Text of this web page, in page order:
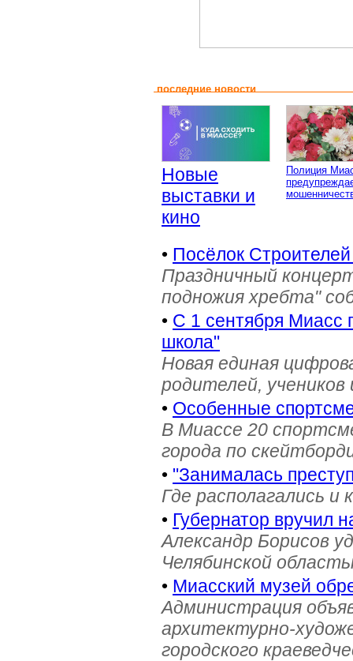
последние новости
Новые
выставки и
кино
Полиция
• Посёлок
Праздничный
подножия хребта"
• С 1 сентября Миасс
школа"
Новая единая
родителей, учеников
• Особенные
В Миассе 20
города по
• "Занималась
Где располагались и
• Губернатор вручил
Александр Борисов
Челябинской
• Миасский музей
Администрация
архитектурно-
городского